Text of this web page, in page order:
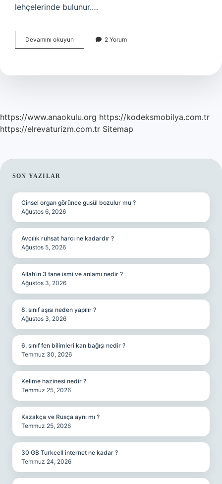
lehçelerinde bulunur.…
Devamını okuyun
Dilinde
Demek
2 Yorum
https://www.anaokulu.org https://kodeksmobilya.com.tr
https://elrevaturizm.com.tr Sitemap
SIDEBAR
SON YAZILAR
Cinsel organ görünce gusül bozulur mu ?
Ağustos 6, 2026
Avcılık ruhsat harcı ne kadardır ?
Ağustos 5, 2026
Allah’ın 3 tane ismi ve anlamı nedir ?
Ağustos 3, 2026
8. sınıf aşısı neden yapılır ?
Ağustos 3, 2026
6. sınıf fen bilimleri kan bağışı nedir ?
Temmuz 30, 2026
Kelime hazinesi nedir ?
Temmuz 25, 2026
Kazakça ve Rusça aynı mı ?
Temmuz 25, 2026
30 GB Turkcell internet ne kadar ?
Temmuz 24, 2026